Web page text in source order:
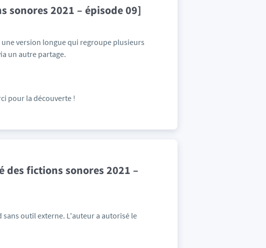
sonores 2021 – épisode 09]
version longue qui regroupe plusieurs
un autre partage.
pour la découverte !
des fictions sonores 2021 –
outil externe. L'auteur a autorisé le